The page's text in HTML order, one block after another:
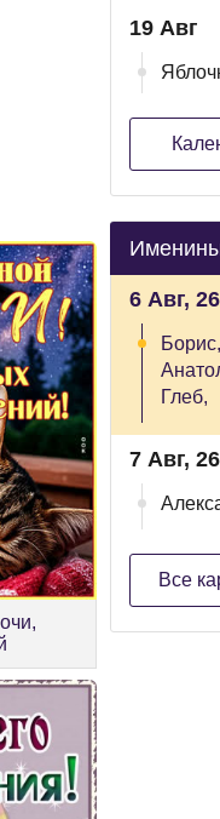
19 Авг
6 Авг, 26
Борис,
Глеб,
7 Авг, 26
Все